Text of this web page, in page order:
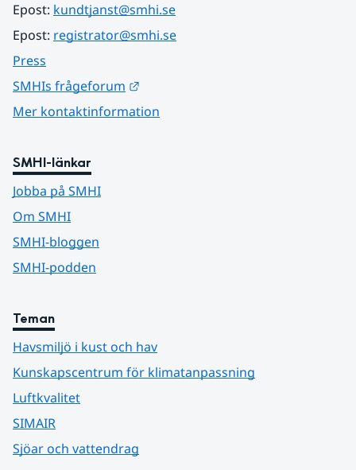
Epost: kundtjanst@smhi.se
Epost: registrator@smhi.se
Press
SMHIs frågeforum
Mer kontaktinformation
SMHI-länkar
Jobba på SMHI
Om SMHI
SMHI-bloggen
SMHI-podden
Teman
Havsmiljö i kust och hav
Kunskapscentrum för klimatanpassning
Luftkvalitet
SIMAIR
Sjöar och vattendrag